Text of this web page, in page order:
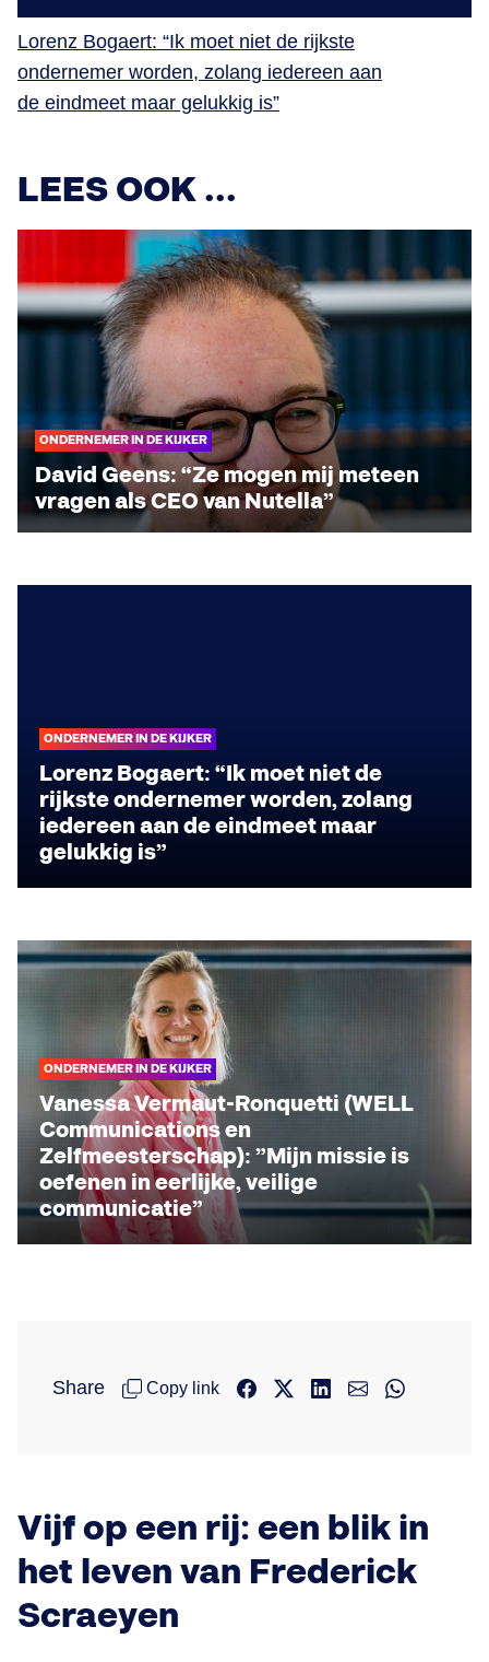
Lorenz Bogaert: “Ik moet niet de rijkste
ondernemer worden, zolang iedereen aan
de eindmeet maar gelukkig is”
LEES OOK ...
ONDERNEMER IN DE KIJKER
David Geens: “Ze mogen mij meteen
vragen als CEO van Nutella”
ONDERNEMER IN DE KIJKER
Lorenz Bogaert: “Ik moet niet de
rijkste ondernemer worden, zolang
iedereen aan de eindmeet maar
gelukkig is”
ONDERNEMER IN DE KIJKER
Vanessa Vermaut-Ronquetti (WELL
Communications en
Zelfmeesterschap): ”Mijn missie is
oefenen in eerlijke, veilige
communicatie”
Share Copy link
Vijf op een rij: een blik in
het leven van Frederick
Scraeyen